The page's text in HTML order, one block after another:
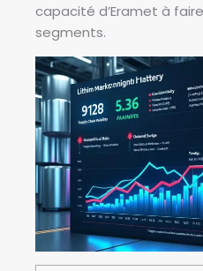
capacité d’Eramet à
segments.